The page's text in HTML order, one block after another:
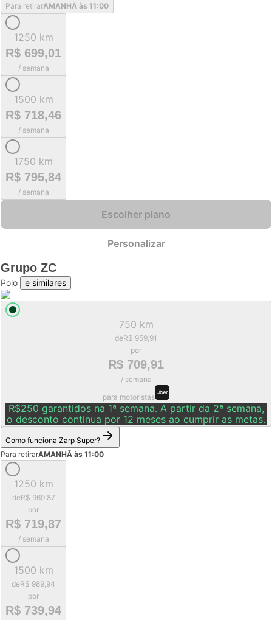
Para retirarAMANHÃ às 11:00
1250 km
R$ 699,01
/ semana
1500 km
R$ 718,46
/ semana
1750 km
R$ 795,84
/ semana
Escolher plano
Personalizar
Grupo ZC
Polo e similares
750 km
deR$ 959,91
por
R$ 709,91
/ semana
para motoristas
R$250 garantidos na 1ª semana. A partir da 2ª semana,
o desconto continua por 12 meses ao cumprir as metas.
Como funciona Zarp Super?
Para retirarAMANHÃ às 11:00
1250 km
deR$ 969,87
por
R$ 719,87
/ semana
1500 km
deR$ 989,94
por
R$ 739,94